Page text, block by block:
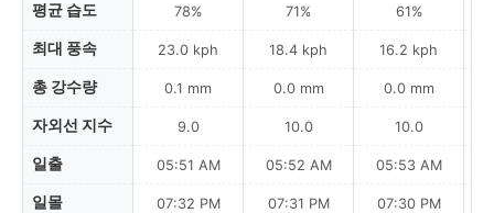
평균 습도
최대 풍속
총 강수량
자외선 지수
일출
일몰
78%
23.0 kph
0.1 mm
9.0
05:51 AM
07:32 PM
71%
18.4 kph
0.0 mm
10.0
05:52 AM
07:31 PM
61%
16.2 kph
0.0 mm
10.0
05:53 AM
07:30 PM